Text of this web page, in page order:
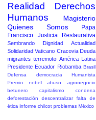
Realidad
Derechos
Humanos
Magisterio
Quienes Somos
Papa
Francisco
Justicia Restaurativa
Sembrando Dignidad
Actualidad
Solidaridad Vaticano Cracovia Deuda
migrantes terremoto América Latina
Presidente Ecuador Riobamba Brasil
Defensa democracia
Humanista
Premio nobel
abuso
agronegocio
betunero
capitalismo
condena
deforestación
descentralizar
falta de
ética informe chilcot problemas México